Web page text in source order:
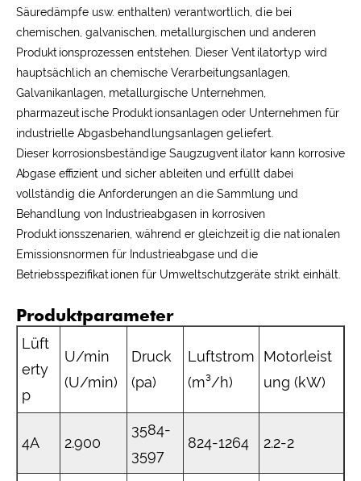
Säuredämpfe usw. enthalten) verantwortlich, die bei
chemischen, galvanischen, metallurgischen und anderen
Produktionsprozessen entstehen. Dieser Ventilatortyp wird
hauptsächlich an chemische Verarbeitungsanlagen,
Galvanikanlagen, metallurgische Unternehmen,
pharmazeutische Produktionsanlagen oder Unternehmen für
industrielle Abgasbehandlungsanlagen geliefert.
Dieser korrosionsbeständige Saugzugventilator kann korrosive
Abgase effizient und sicher ableiten und erfüllt dabei
vollständig die Anforderungen an die Sammlung und
Behandlung von Industrieabgasen in korrosiven
Produktionsszenarien, während er gleichzeitig die nationalen
Emissionsnormen für Industrieabgase und die
Betriebsspezifikationen für Umweltschutzgeräte strikt einhält.
Produktparameter
Lüft
erty
p
U/min
(U/min)
Druck
(pa)
Luftstrom
(m³/h)
Motorleist
ung (kW)
4A 2.900
3584-
3597
824-1264 2.2-2